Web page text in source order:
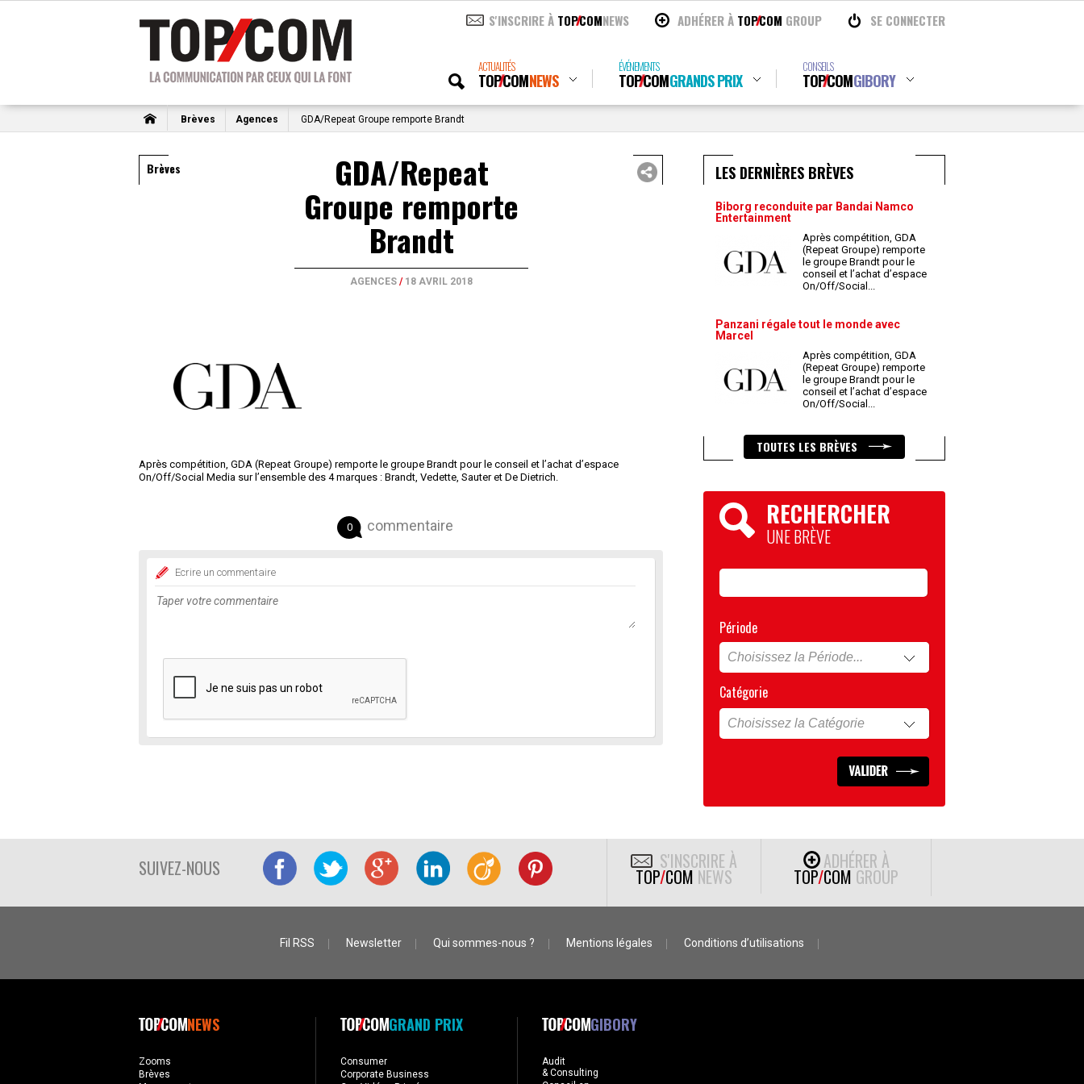
S'INSCRIRE À TOPCOMNEWS ADHÉRER À TOPCOM GROUP SE CONNECTER
ACTUALITÉS
TOPCOMNEWS
ÉVÉNEMENTS
TOPCOMGRANDS PRIX
CONSEILS
TOPCOMGIBORY
Brèves Agences GDA/Repeat Groupe remporte Brandt
Brèves GDA/Repeat
Groupe remporte
Brandt
AGENCES / 18 AVRIL 2018
Après compétition, GDA (Repeat Groupe) remporte le groupe Brandt pour le conseil et l’achat d’espace
On/Off/Social Media sur l’ensemble des 4 marques : Brandt, Vedette, Sauter et De Dietrich.
0 commentaire
Ecrire un commentaire
LES DERNIÈRES BRÈVES
Biborg reconduite par Bandai Namco
Entertainment
Après compétition, GDA
(Repeat Groupe) remporte
le groupe Brandt pour le
conseil et l’achat d’espace
On/Off/Social...
Panzani régale tout le monde avec
Marcel
Après compétition, GDA
(Repeat Groupe) remporte
le groupe Brandt pour le
conseil et l’achat d’espace
On/Off/Social...
TOUTES LES BRÈVES
RECHERCHER
UNE BRÈVE
Période
Catégorie
SUIVEZ-NOUS S'INSCRIRE À
TOP/COM NEWS
ADHÉRER À
TOP/COM GROUP
Fil RSS Newsletter Qui sommes-nous ? Mentions légales Conditions d’utilisations
NEWS
Zooms
Brèves
GRAND PRIX
Consumer
Corporate Business
GIBORY
Audit
& Consulting